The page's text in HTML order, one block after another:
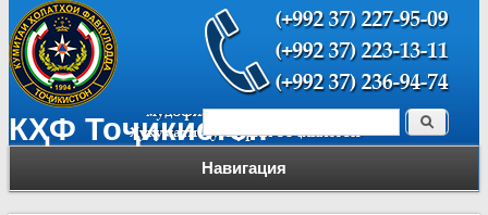
КҲФ Тоҷикистон
Навигация
Форма поиска Поиск